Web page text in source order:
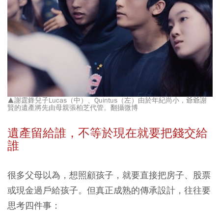
▲謝霆鋒兒子Lucas（中）、Quintus（左）由於年紀尚小，爺爺謝
賢的遺產將先由母親張柏芝代管。翻攝微博
遺產留給誰，不等於現在就要把錢交給
誰
很多父母以為，想照顧孩子，就要直接把房子、股票
或現金過戶給孩子。但真正成熟的傳承設計，往往要
思考四件事：